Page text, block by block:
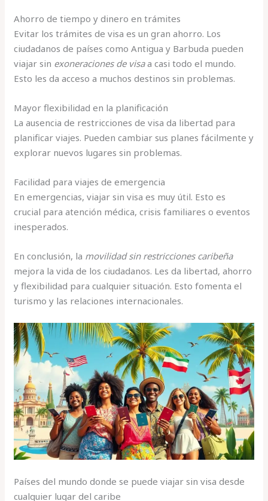
Ahorro de tiempo y dinero en trámites
Evitar los trámites de visa es un gran ahorro. Los
ciudadanos de países como Antigua y Barbuda pueden
viajar sin exoneraciones de visaa casi todo el mundo.
Esto les da acceso a muchos destinos sin problemas.
Mayor flexibilidad en la planificación
La ausencia de restricciones de visa da libertad para
planificar viajes. Pueden cambiar sus planes fácilmente y
explorar nuevos lugares sin problemas.
Facilidad para viajes de emergencia
En emergencias, viajar sin visa es muy útil. Esto es
crucial para atención médica, crisis familiares o eventos
inesperados.
En conclusión, la movilidad sin restricciones caribeña
mejora la vida de los ciudadanos. Les da libertad, ahorro
y flexibilidad para cualquier situación. Esto fomenta el
turismo y las relaciones internacionales.
Países del mundo donde se puede viajar sin visa desde
cualquier lugar del caribe